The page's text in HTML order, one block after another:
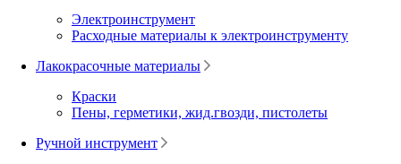
Электроинструмент
Расходные материалы к электроинструменту
Лакокрасочные материалы
Краски
Пены, герметики, жид.гвозди, пистолеты
Ручной инструмент